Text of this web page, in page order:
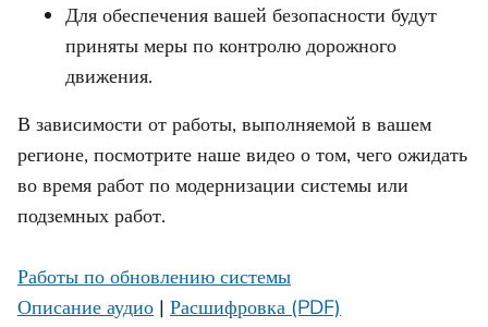
Для обеспечения вашей безопасности будут
приняты меры по контролю дорожного
движения.
В зависимости от работы, выполняемой в вашем
регионе, посмотрите наше видео о том, чего ожидать
во время работ по модернизации системы или
подземных работ.
Работы по обновлению системы
Описание аудио | Расшифровка (PDF)